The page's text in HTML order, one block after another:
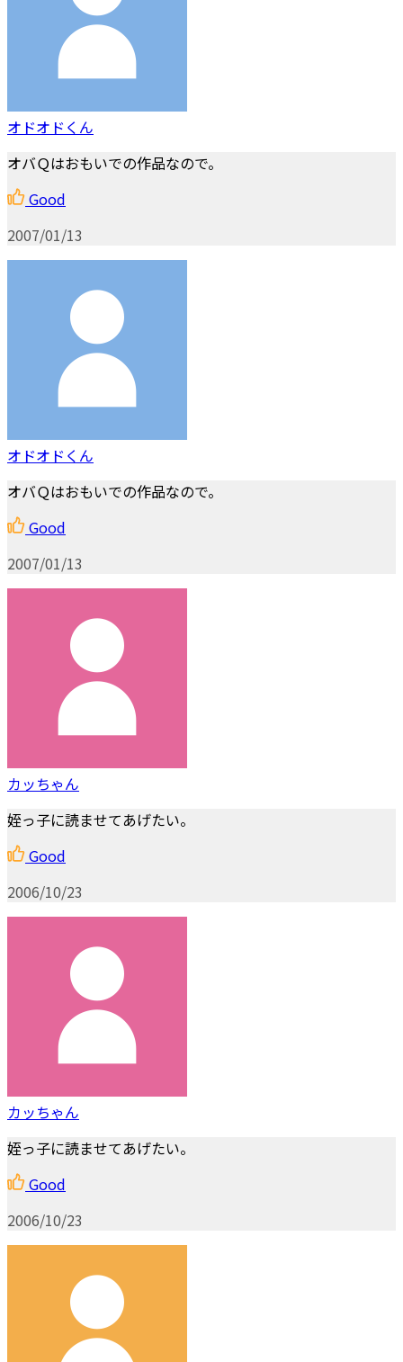
オドオドくん
オバＱはおもいでの作品なので。
Good
2007/01/13
オドオドくん
オバＱはおもいでの作品なので。
Good
2007/01/13
カッちゃん
姪っ子に読ませてあげたい。
Good
2006/10/23
カッちゃん
姪っ子に読ませてあげたい。
Good
2006/10/23